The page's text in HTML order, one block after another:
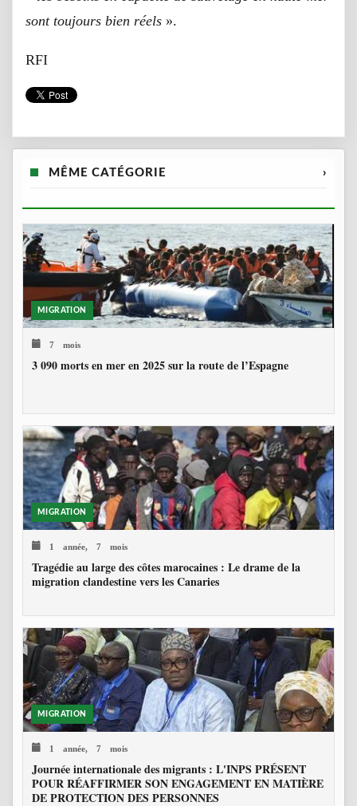
sont toujours bien réels ».
RFI
MÊME CATÉGORIE ›
MIGRATION
7 mois
3 090 morts en mer en 2025 sur la route de l’Espagne
MIGRATION
1 année, 7 mois
Tragédie au large des côtes marocaines : Le drame de la
migration clandestine vers les Canaries
MIGRATION
1 année, 7 mois
Journée internationale des migrants : L'INPS PRÉSENT
POUR RÉAFFIRMER SON ENGAGEMENT EN MATIÈRE
DE PROTECTION DES PERSONNES